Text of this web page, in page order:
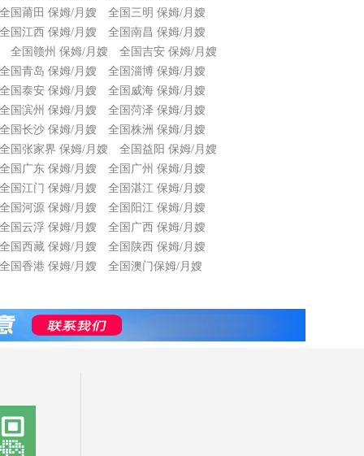
全国莆田 保姆/月嫂
全国三明 保姆/月嫂
全国江西 保姆/月嫂
全国南昌 保姆/月嫂
全国赣州 保姆/月嫂
全国吉安 保姆/月嫂
全国青岛 保姆/月嫂
全国淄博 保姆/月嫂
全国泰安 保姆/月嫂
全国威海 保姆/月嫂
全国滨州 保姆/月嫂
全国菏泽 保姆/月嫂
全国长沙 保姆/月嫂
全国株洲 保姆/月嫂
全国张家界 保姆/月嫂
全国益阳 保姆/月嫂
全国广东 保姆/月嫂
全国广州 保姆/月嫂
全国江门 保姆/月嫂
全国湛江 保姆/月嫂
全国河源 保姆/月嫂
全国阳江 保姆/月嫂
全国云浮 保姆/月嫂
全国广西 保姆/月嫂
全国西藏 保姆/月嫂
全国陕西 保姆/月嫂
全国香港 保姆/月嫂
全国澳门保姆/月嫂